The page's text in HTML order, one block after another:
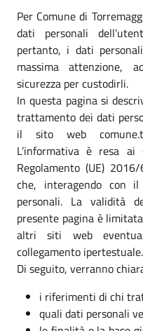
Per Comune di
dati personali
pertanto, i dati
massima attenzione,
sicurezza per custodirli.
In questa pagina si
trattamento dei dati
il sito web
L’informativa è resa
Regolamento (UE)
che, interagendo con
personali. La validità
presente pagina è
altri siti web
collegamento ipertestuale.
Di seguito, verranno
i riferimenti di chi
quali dati personali